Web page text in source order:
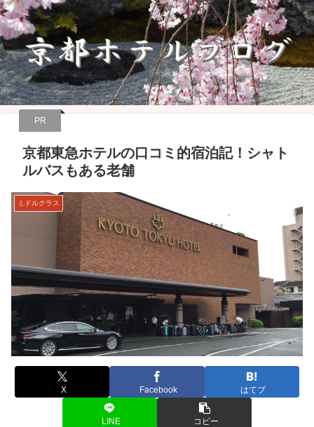
PR
京都東急ホテルの口コミ的宿泊記！シャト
ルバスもある老舗
ミドルクラス
X Facebook はてブ
LINE コピー